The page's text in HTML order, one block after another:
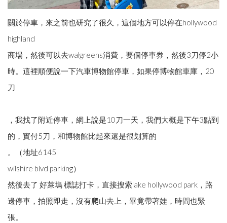
關於停車，來之前也研究了很久，這個地方可以停在hollywood
highland
商場，然後可以去walgreens消費，要個停車券，然後3刀停2小
時。這裡順便說一下汽車博物館停車，如果停博物館車庫，20
刀
，我找了附近停車，網上說是10刀一天，我們大概是下午3點到
的，實付5刀，和博物館比起來還是很划算的
。（地址6145
wilshire blvd parking）
然後去了 好萊塢 標誌打卡，直接搜索lake hollywood park，路
邊停車，拍照即走，沒有爬山去上，畢竟帶著娃，時間也緊
張。